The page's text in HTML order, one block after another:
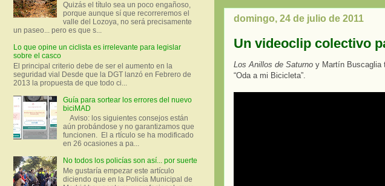
domingo, 24 de julio de 2011
Un videoclip colectivo
Los Anillos de Saturno y Martín Buscaglia
“Oda a mi Bicicleta”.
Quizás el título sea un poco engañoso,
porque aunque sí que recorreremos el
valle del Lozoya, no será precisamente
un paseo... pero es que s...
Lo que opine un ciclista es irrelevante para legislar
sobre el casco
El principal criterio debe de ser el aumento en la
seguridad vial Desde que la DGT lanzó en Febrero de
2013 la propuesta de que todo ci...
Guía para sortear los errores del nuevo
biciMAD
Aviso: los siguientes consejos están
aún probándose y no garantizamos que
funcionen. El a rtículo se ha modificado
en 26 ocasiones a pa...
No todos los policías son así... por suerte
Me gustaría empezar este artículo
diciendo que en la Policía Municipal de